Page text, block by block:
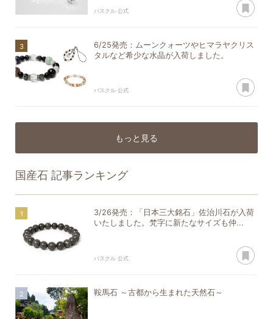
パスクル 公式
6/25発売：ムーンクォーツやヒマラヤクリス
タルなど希少な水晶が入荷しました。
パスクル 公式
もっと見る
国産石 記事ランキング
3/26発売：「日本三大銘石」佐治川石が入荷
いたしました。梵字に新たなサイズも仲...
パスクル 公式
鞍馬石 ～古都から生まれた天然石～